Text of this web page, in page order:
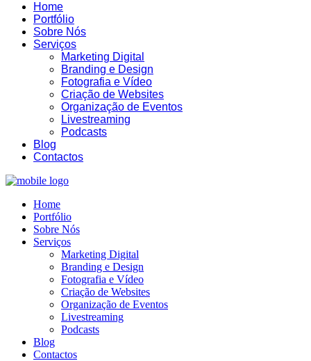
Home
Portfólio
Sobre Nós
Serviços
Marketing Digital
Branding e Design
Fotografia e Vídeo
Criação de Websites
Organização de Eventos
Livestreaming
Podcasts
Blog
Contactos
Home
Portfólio
Sobre Nós
Serviços
Marketing Digital
Branding e Design
Fotografia e Vídeo
Criação de Websites
Organização de Eventos
Livestreaming
Podcasts
Blog
Contactos
02:57